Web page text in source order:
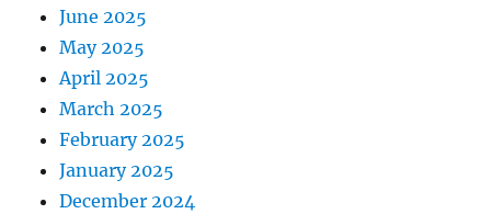
June 2025
May 2025
April 2025
March 2025
February 2025
January 2025
December 2024